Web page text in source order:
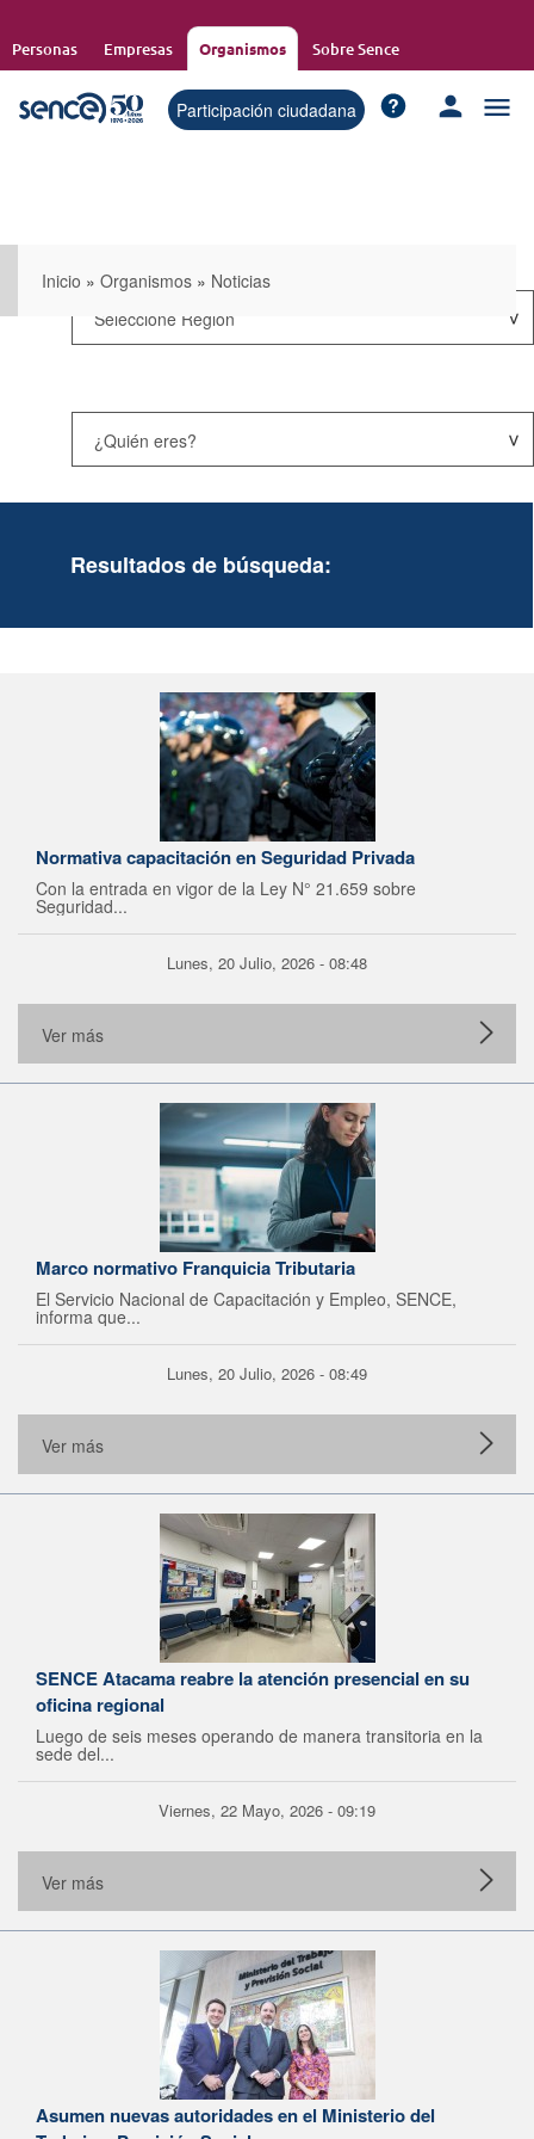
contenido
Personas Empresas Organismos Sobre Sence
Participación ciudadana
Inicio » Organismos » Noticias
Resultados de búsqueda:
Normativa capacitación en Seguridad Privada
Con la entrada en vigor de la Ley N° 21.659 sobre
Seguridad...
Lunes, 20 Julio, 2026 - 08:48
Ver más
Marco normativo Franquicia Tributaria
El Servicio Nacional de Capacitación y Empleo, SENCE,
informa que...
Lunes, 20 Julio, 2026 - 08:49
Ver más
SENCE Atacama reabre la atención presencial en su
oficina regional
Luego de seis meses operando de manera transitoria en la
sede del...
Viernes, 22 Mayo, 2026 - 09:19
Ver más
Asumen nuevas autoridades en el Ministerio del